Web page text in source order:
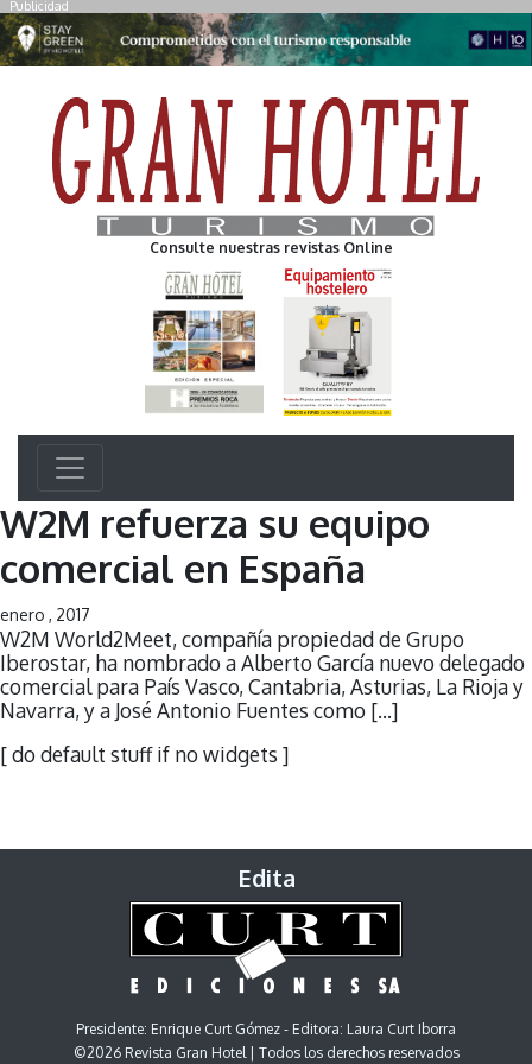
Publicidad
Consulte nuestras revistas Online
W2M refuerza su equipo
comercial en España
enero , 2017
W2M World2Meet, compañía propiedad de Grupo
Iberostar, ha nombrado a Alberto García nuevo delegado
comercial para País Vasco, Cantabria, Asturias, La Rioja y
Navarra, y a José Antonio Fuentes como […]
[ do default stuff if no widgets ]
Edita
Presidente: Enrique Curt Gómez - Editora: Laura Curt Iborra
©2026 Revista Gran Hotel | Todos los derechos reservados